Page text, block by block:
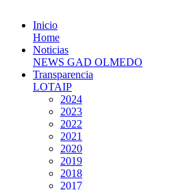
Inicio
Home
Noticias
NEWS GAD OLMEDO
Transparencia
LOTAIP
2024
2023
2022
2021
2020
2019
2018
2017